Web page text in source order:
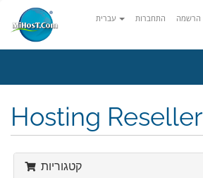
התחברות הרשמה
Hosting Reseller
קטגוריות